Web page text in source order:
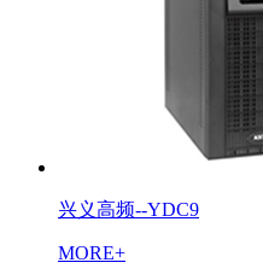
兴义高频--YDC9
MORE+